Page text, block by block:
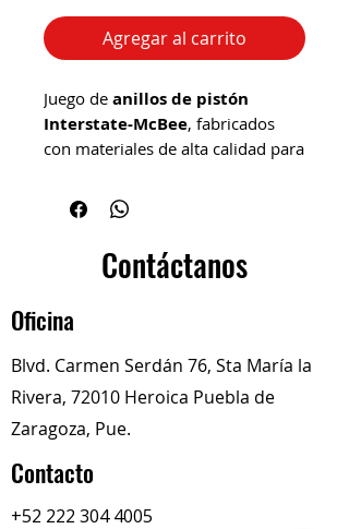
Agregar al carrito
Juego de anillos de pistón
Interstate-McBee, fabricados
con materiales de alta calidad para
excelente desempeño del motor.
Código:9248KXSTD
Marca:
Interstate-McBee
(Genuine Parts)
Contáctanos
Oficina
Blvd. Carmen Serdán 76, Sta María la
Rivera, 72010 Heroica Puebla de
Zaragoza, Pue.
Contacto
+52 222 304 4005